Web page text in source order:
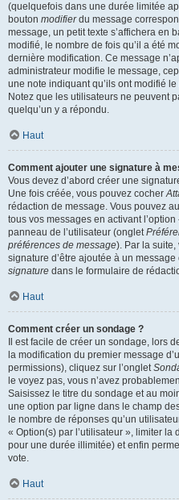
(quelquefois dans une durée limitée
bouton modifierdu message
message, un petit texte s’affichera en
modifié, le nombre de fois qu’il a été
dernière modification. Ce message
administrateur modifie le message,
une note indiquant qu’ils ont modifié
Notez que les utilisateurs ne peuvent
quelqu’un y a répondu.
Haut
Comment ajouter une signature à
Vous devez d’abord créer une
Une fois créée, vous pouvez cocher
rédaction de message. Vous pouvez
tous vos messages en activant
panneau de l’utilisateur (onglet
préférences de message). Par la
signature d’être ajoutée à un
signature dans le formulaire de
Haut
Comment créer un sondage ?
Il est facile de créer un sondage, lors
la modification du premier message
permissions), cliquez sur l’onglet
le voyez pas, vous n’avez
Saisissez le titre du sondage et au
une option par ligne dans le champ
le nombre de réponses qu’un
« Option(s) par l’utilisateur », limiter
pour une durée illimitée) et enfin
vote.
Haut